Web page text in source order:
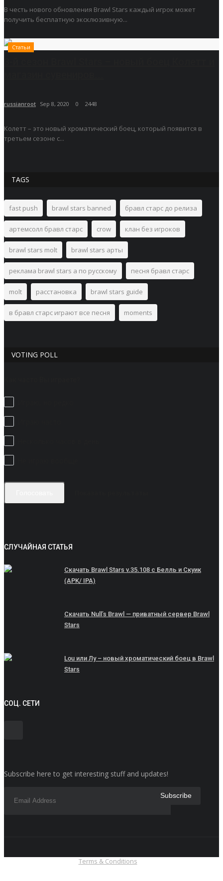
В честь нового обновления Brawl Stars каждый игрок может
получить бесплатную эксклюзивную...
Статьи
russianroot Sep 8, 2020 0 2448
Колетт – это новый хроматический боец, который появится в
третьем сезоне с...
TAGS
fast push brawl stars banned бравл старс до релиза
артемсолл бравл старс crow клан без игроков
brawl stars molt brawl stars арты
реклама brawl stars а по русскому песня бравл старс
molt расстановка brawl stars guide
в бравл старс играют все песня moments
VOTING POLL
СЛУЧАЙНАЯ СТАТЬЯ
Скачать Brawl Stars v.35.108 с Белль и Скуик
(APK/ IPA)
Скачать Null’s Brawl — приватный сервер Brawl
Stars
Lou или Лу – новый хроматический боец в Brawl
Stars
СОЦ. СЕТИ
Subscribe here to get interesting stuff and updates!
Terms & Conditions